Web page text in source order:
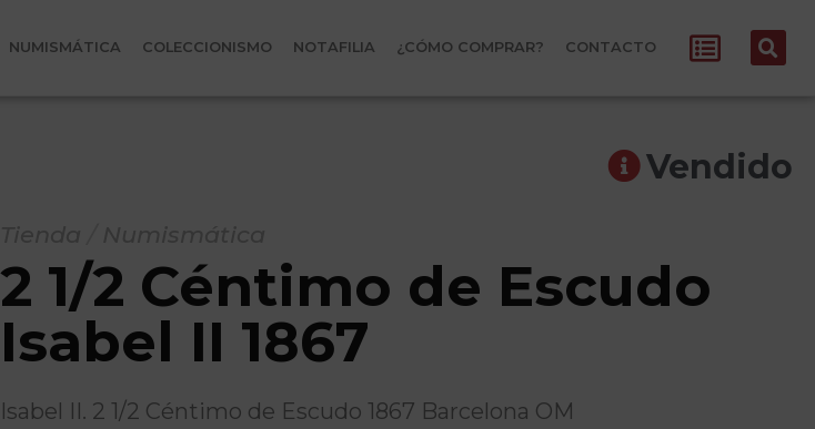
NUMISMÁTICA COLECCIONISMO NOTAFILIA ¿CÓMO COMPRAR? CONTACTO
Vendido
2 1/2 Céntimo de Escudo
Isabel II 1867
Isabel II. 2 1/2 Céntimo de Escudo 1867 Barcelona OM